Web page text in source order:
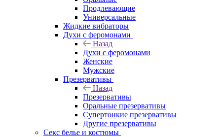
Продлевающие
Универсальные
Жидкие вибраторы
Духи с феромонами
Назад
Духи с феромонами
Женские
Мужские
Презервативы
Назад
Презервативы
Оральные презервативы
Супертонкие презервативы
Другие презервативы
Секс белье и костюмы